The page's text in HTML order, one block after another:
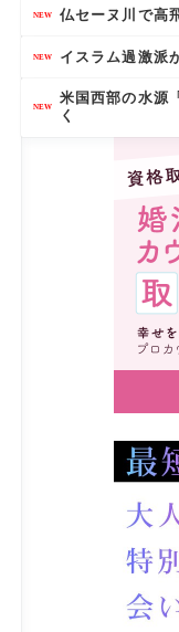
NEW 仏セーヌ川で高
NEW イスラム過激派
NEW
米国西部の水源
く